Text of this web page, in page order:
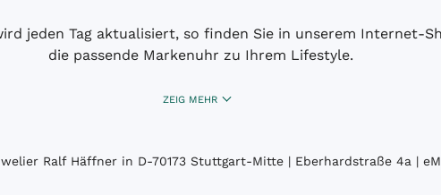
jeden Tag aktualisiert, so finden Sie in unserem Internet-
die passende Markenuhr zu Ihrem Lifestyle.
ZEIG MEHR
Ralf Häffner in D-70173 Stuttgart-Mitte | Eberhardstraße 4a |